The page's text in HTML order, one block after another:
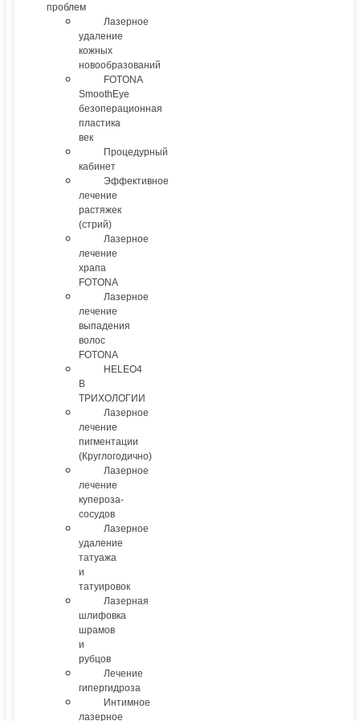
проблем
Лазерное
удаление
кожных
новообразований
FOTONA
SmoothEye
безоперационная
пластика
век
Процедурный
кабинет
Эффективное
лечение
растяжек
(стрий)
Лазерное
лечение
храпа
FOTONA
Лазерное
лечение
выпадения
волос
FOTONA
HELEO4
В
ТРИХОЛОГИИ
Лазерное
лечение
пигментации
(Круглогодично)
Лазерное
лечение
купероза-
сосудов
Лазерное
удаление
татуажа
и
татуировок
Лазерная
шлифовка
шрамов
и
рубцов
Лечение
гипергидроза
Интимное
лазерное